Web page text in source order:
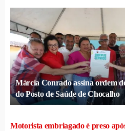
Márcia Conrado assina ordem
do Posto de Saúde de Chocalho
Motorista embriagado é preso